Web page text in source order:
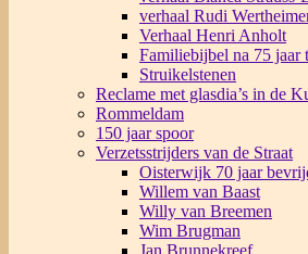
verhaal Rudi
Verhaal Henri Anholt
Familiebijbel na 75 jaar
Struikelstenen
Reclame met glasdia’s in de
Rommeldam
150 jaar spoor
Verzetsstrijders van de Straat
Oisterwijk 70 jaar
Willem van Baast
Willy van Breemen
Wim Brugman
Jan Brunnekreef